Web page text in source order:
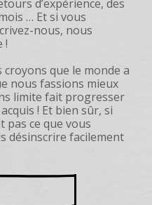
d’expérience, des
… Et si vous
nous, nous
!
croyons que le monde a
nous fassions mieux
limite fait progresser
! Et bien sûr, si
pas ce que vous
désinscrire facilement